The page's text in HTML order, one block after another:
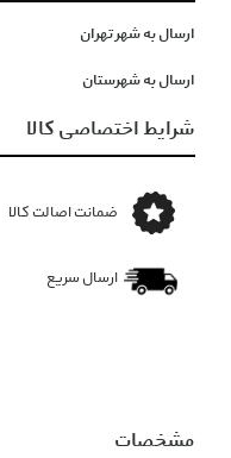
ارسال به شهر تهران
ارسال به شهرستان
شرایط اختصاصی کالا
ضمانت اصالت کالا
ارسال سریع
مشخصات